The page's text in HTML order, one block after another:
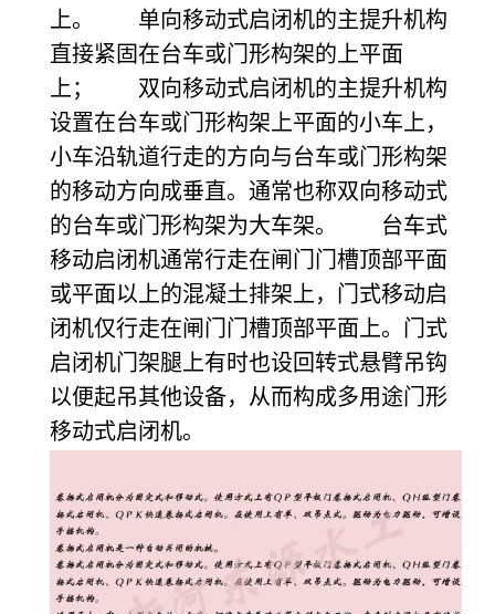
上。 单向移动式启闭机的主提升机构
直接紧固在台车或门形构架的上平面
上； 双向移动式启闭机的主提升机构
设置在台车或门形构架上平面的小车上，
小车沿轨道行走的方向与台车或门形构架
的移动方向成垂直。通常也称双向移动式
的台车或门形构架为大车架。 台车式
移动启闭机通常行走在闸门门槽顶部平面
或平面以上的混凝土排架上，门式移动启
闭机仅行走在闸门门槽顶部平面上。门式
启闭机门架腿上有时也设回转式悬臂吊钩
以便起吊其他设备，从而构成多用途门形
移动式启闭机。